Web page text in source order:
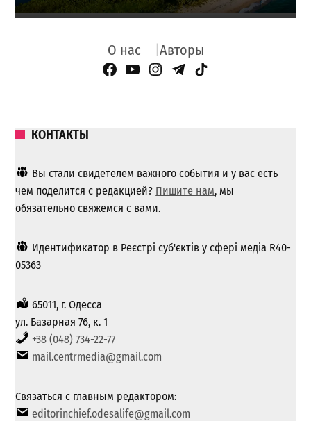
О нас Авторы
Facebook Page
YouTube
Instagram
Telegram
TikTok
КОНТАКТЫ
Вы стали свидетелем важного события и у вас есть
чем поделится с редакцией? Пишите нам, мы
обязательно свяжемся с вами.
Идентификатор в Реєстрі суб'єктів у сфері медіа R40-
05363
65011, г. Одесса
ул. Базарная 76, к. 1
+38 (048) 734-22-77
mail.centrmedia@gmail.com
Связаться с главным редактором:
editorinchief.odesalife@gmail.com